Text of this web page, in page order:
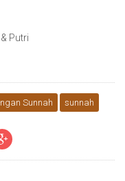
Putri
Sunnah sunnah